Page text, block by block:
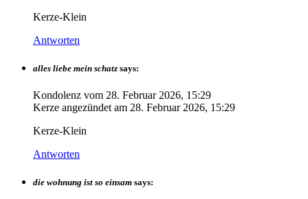
Kerze-Klein
Antworten
alles liebe mein schatz says:
Kondolenz vom 28. Februar 2026, 15:29
Kerze angezündet am 28. Februar 2026, 15:29
Kerze-Klein
Antworten
die wohnung ist so einsam says: